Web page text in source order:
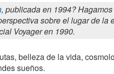
, publicada en 1994?
sobre el lugar de
Voyager en 1990.
belleza de la vida,
sueños.